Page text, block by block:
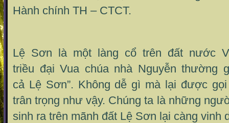
Hành chính TH – CTCT.
Lệ Sơn là một làng cổ trên đất nước
triều đại Vua chúa nhà Nguyễn thường
cả Lệ Sơn”. Không dễ gì mà lại được
trân trọng như vậy. Chúng ta là những
sinh ra trên mãnh đất Lệ Sơn lại càng vinh